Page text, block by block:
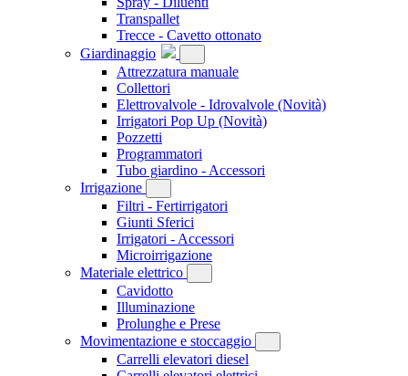
Transpallet
Trecce - Cavetto ottonato
Giardinaggio
Attrezzatura manuale
Collettori
Elettrovalvole - Idrovalvole (Novità)
Irrigatori Pop Up (Novità)
Pozzetti
Programmatori
Tubo giardino - Accessori
Irrigazione
Filtri - Fertirrigatori
Giunti Sferici
Irrigatori - Accessori
Microirrigazione
Materiale elettrico
Cavidotto
Illuminazione
Prolunghe e Prese
Movimentazione e stoccaggio
Carrelli elevatori diesel